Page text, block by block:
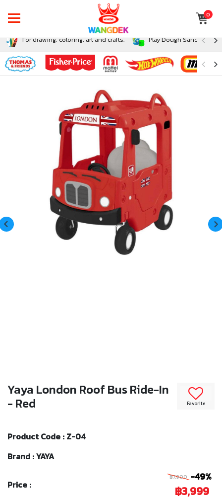
0
For drawing, coloring, art and crafts. Play Dough Sand and
Favorite
Yaya London Roof Bus Ride-In
- Red
Product Code : Z-04
Brand : YAYA
Price :
฿7,900 -49%
฿3,999